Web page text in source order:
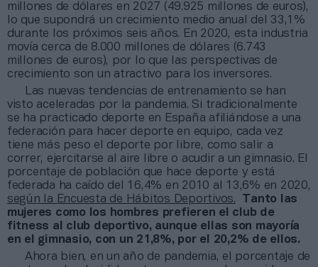
millones de dólares en 2027 (49.925 millones de euros),
lo que supondrá un crecimiento medio anual del 33,1%
durante los próximos seis años. En 2020, esta industria
movía cerca de 8.000 millones de dólares (6.743
millones de euros), por lo que las perspectivas de
crecimiento son un atractivo para los inversores.
Las nuevas tendencias de entrenamiento se han
visto aceleradas por la pandemia. Si tradicionalmente
se ha practicado deporte en España afiliándose a una
federación para hacer deporte en equipo, cada vez
tiene más peso el deporte por libre, como salir a
correr, ejercitarse al aire libre o acudir a un gimnasio. El
porcentaje de población que hace deporte y está
federada ha caído del 16,4% en 2010 al 13,6% en 2020,
según la Encuesta de Hábitos Deportivos.
Tanto las
mujeres como los hombres prefieren el club de
fitness al club deportivo, aunque ellas son mayoría
en el gimnasio, con un 21,8%, por el 20,2% de ellos.
Ahora bien, en un año de pandemia, el porcentaje de